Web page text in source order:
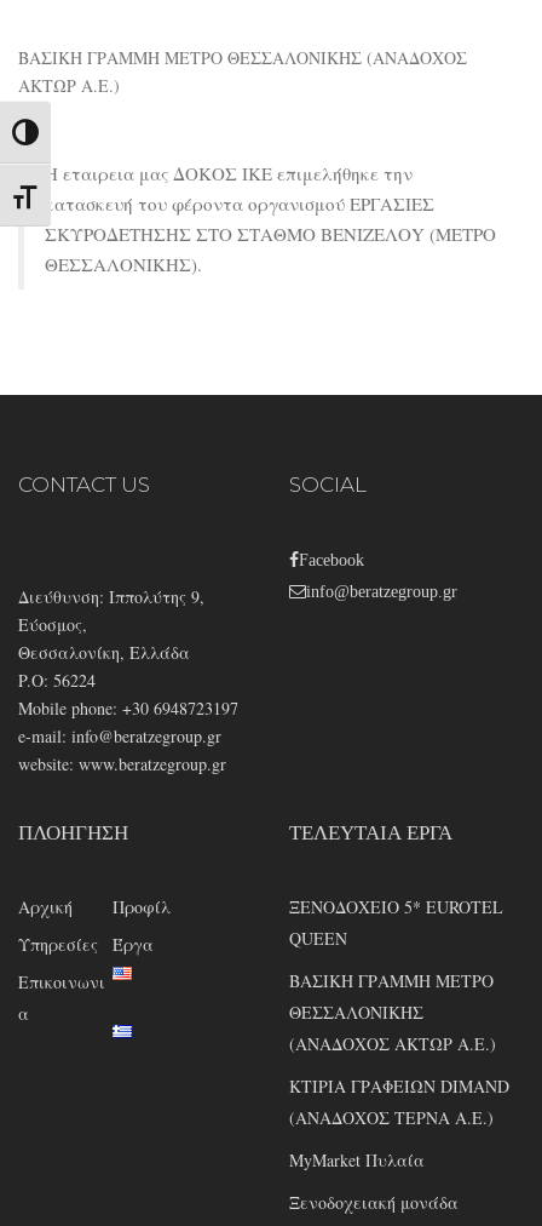
Εναλλαγή Υψηλής Αντίθεσης
Εναλλαγή Μεγέθους Γραμμάτων
ΒΑΣΙΚΗ ΓΡΑΜΜΗ ΜΕΤΡΟ ΘΕΣΣΑΛΟΝΙΚΗΣ (ΑΝΑΔΟΧΟΣ
ΑΚΤΩΡ Α.Ε.)
Η εταιρεια μας ΔΟΚΟΣ ΙΚΕ επιμελήθηκε την
κατασκευή του φέροντα οργανισμού ΕΡΓΑΣΙΕΣ
ΣΚΥΡΟΔΕΤΗΣΗΣ ΣΤΟ ΣΤΑΘΜΟ ΒΕΝΙΖΕΛΟY (ΜΕΤΡΟ
ΘΕΣΣΑΛΟΝΙΚΗΣ).
CONTACT US
Διεύθυνση: Ιππολύτης 9,
Εύοσμος,
Θεσσαλονίκη, Ελλάδα
P.O: 56224
Mobile phone: +30 6948723197
e-mail: info@beratzegroup.gr
website: www.beratzegroup.gr
SOCIAL
Facebook
info@beratzegroup.gr
ΠΛΟΉΓΗΣΗ
Αρχική
Προφίλ
Υπηρεσίες
Έργα
Επικοινωνι
α
ΤΕΛΕΥΤΑΊΑ ΈΡΓΑ
ΞΕΝΟΔΟΧΕΙΟ 5* EUROTEL
QUEEN
ΒΑΣΙΚΗ ΓΡΑΜΜΗ ΜΕΤΡΟ
ΘΕΣΣΑΛΟΝΙΚΗΣ
(ΑΝΑΔΟΧΟΣ ΑΚΤΩΡ Α.Ε.)
ΚΤΙΡΙΑ ΓΡΑΦΕΙΩΝ DIMAND
(ΑΝΑΔΟΧΟΣ ΤΕΡΝΑ Α.Ε.)
MyMarket Πυλαία
Ξενοδοχειακή μονάδα